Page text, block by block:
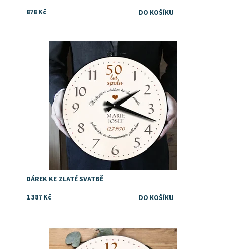
878 Kč
Tip na dárek rodičům ke zlaté svatbě
Dostupnost:
Skladem
Značka:
DejDar
DÁREK KE ZLATÉ SVATBĚ
1 387 Kč
dárek pro rodiče. K výročí svatby nebo třeba jako
překvapení k Vánocům